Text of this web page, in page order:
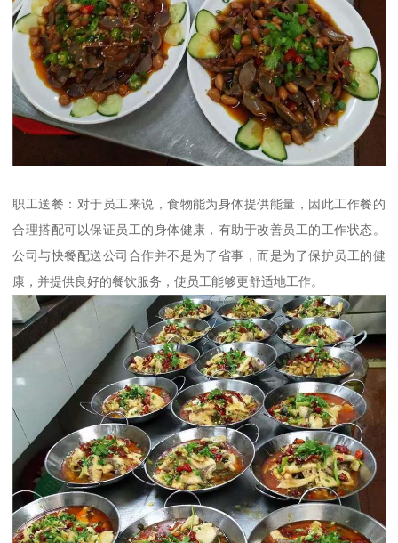
职工送餐：对于员工来说，食物能为身体提供能量，因此工作餐的
合理搭配可以保证员工的身体健康，有助于改善员工的工作状态。
公司与快餐配送公司合作并不是为了省事，而是为了保护员工的健
康，并提供良好的餐饮服务，使员工能够更舒适地工作。